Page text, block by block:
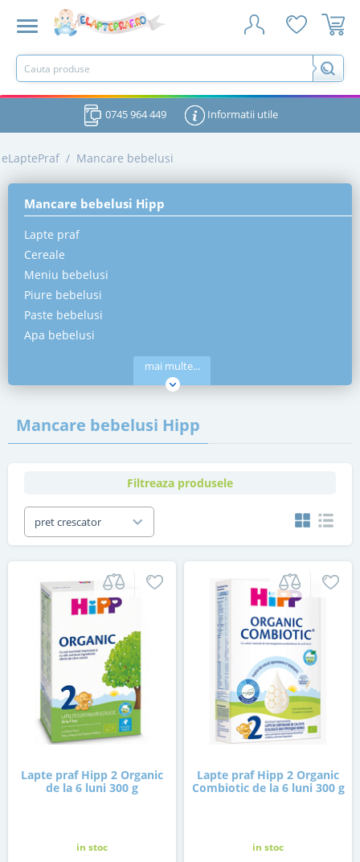
0745 964 449 Informatii utile
eLaptePraf / Mancare bebelusi
Mancare bebelusi Hipp
Lapte praf
Cereale
Meniu bebelusi
Piure bebelusi
Paste bebelusi
Apa bebelusi
mai multe...
Mancare bebelusi Hipp
Filtreaza produsele
pret crescator
Lapte praf Hipp 2 Organic
de la 6 luni 300 g
in stoc
Lapte praf Hipp 2 Organic
Combiotic de la 6 luni 300 g
in stoc